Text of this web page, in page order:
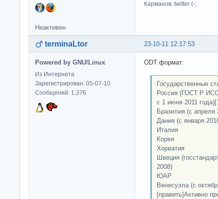
Карманов, twitter (-;
Неактивен
23-10-11 12:17:53
terminaLtor
Powered by GNU/Linux
Из Интернета
Зарегистрирован: 05-07-10
Сообщений: 1,376
ODT формат:
Государственные
Россия (ГОСТ Р
с 1 июня 2011
Бразилия (с апреля
Дания (с января
Италия
Корея
Хорватия
Швеция
2008)
ЮАР
Венесуэла (с
[править]Активно